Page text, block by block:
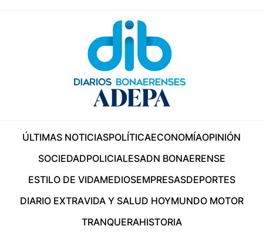
ÚLTIMAS NOTICIASPOLÍTICAECONOMÍAOPINIÓN
SOCIEDADPOLICIALESADN BONAERENSE
ESTILO DE VIDAMEDIOSEMPRESASDEPORTES
DIARIO EXTRAVIDA Y SALUD HOYMUNDO MOTOR
TRANQUERAHISTORIA